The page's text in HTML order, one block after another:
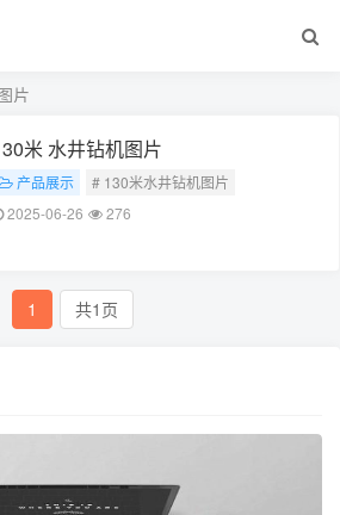
片
米 水井钻机图片
产品展示
# 130米水井钻机图片
2025-06-26
276
1 共1页